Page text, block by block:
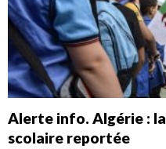
Alerte info. Algérie :
scolaire reportée